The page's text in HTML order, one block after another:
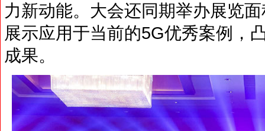
力新动能。大会还同期举办展览
展示应用于当前的5G优秀案例，
成果。